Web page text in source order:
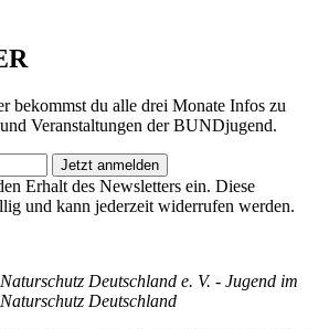
bekommst du alle drei Monate Infos zu
Veranstaltungen der BUNDjugend.
Jetzt anmelden
Erhalt des Newsletters ein. Diese
und kann jederzeit widerrufen werden.
Deutschland e. V. - Jugend im
Deutschland